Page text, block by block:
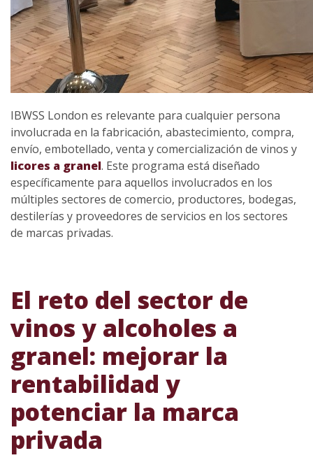
IBWSS London es relevante para cualquier persona
involucrada en la fabricación, abastecimiento, compra,
envío, embotellado, venta y comercialización de vinos y
licores a granel. Este programa está diseñado
específicamente para aquellos involucrados en los
múltiples sectores de comercio, productores, bodegas,
destilerías y proveedores de servicios en los sectores
de marcas privadas.
El reto del sector de
vinos y alcoholes a
granel: mejorar la
rentabilidad y
potenciar la marca
privada